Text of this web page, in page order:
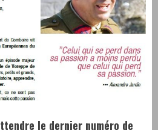
le dernier numéro de